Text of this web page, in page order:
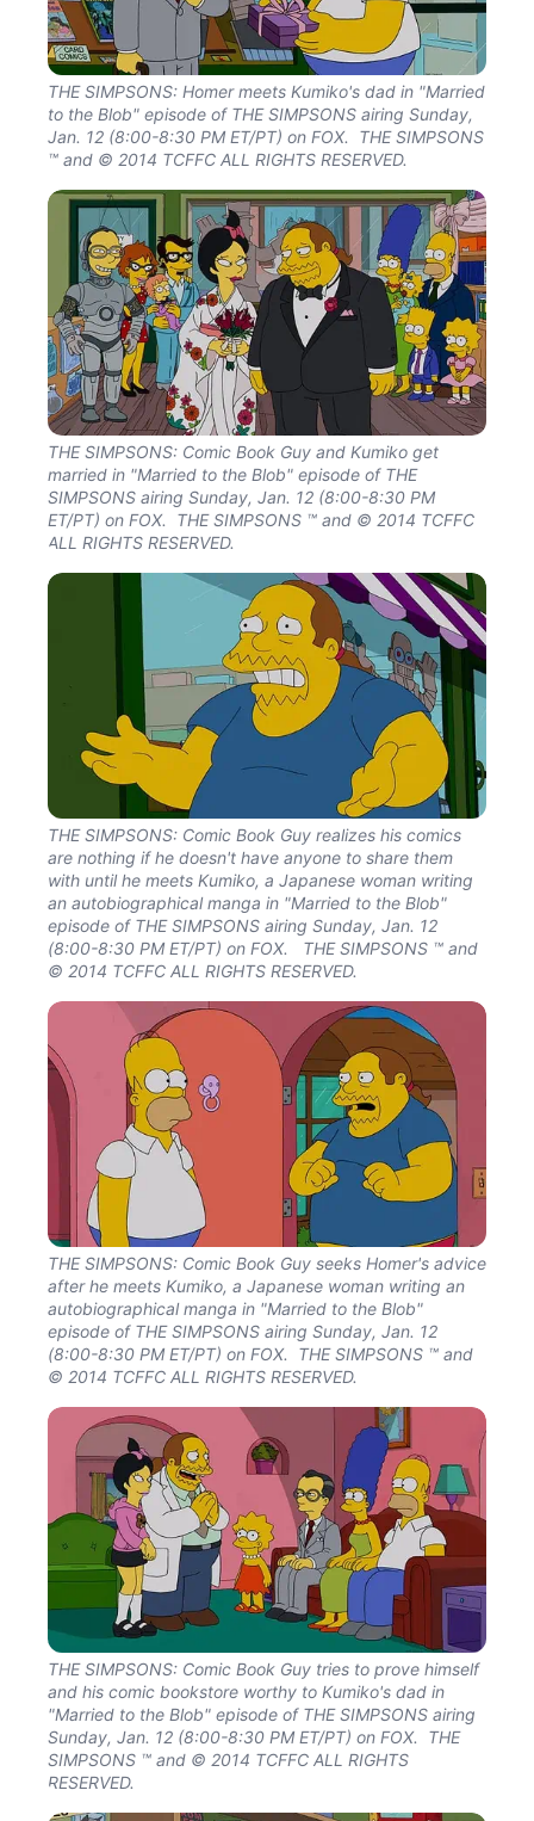
THE SIMPSONS: Homer meets Kumiko's dad in "Married
to the Blob" episode of THE SIMPSONS airing Sunday,
Jan. 12 (8:00-8:30 PM ET/PT) on FOX. THE SIMPSONS
™ and © 2014 TCFFC ALL RIGHTS RESERVED.
THE SIMPSONS: Comic Book Guy and Kumiko get
married in "Married to the Blob" episode of THE
SIMPSONS airing Sunday, Jan. 12 (8:00-8:30 PM
ET/PT) on FOX. THE SIMPSONS ™ and © 2014 TCFFC
ALL RIGHTS RESERVED.
THE SIMPSONS: Comic Book Guy realizes his comics
are nothing if he doesn't have anyone to share them
with until he meets Kumiko, a Japanese woman writing
an autobiographical manga in "Married to the Blob"
episode of THE SIMPSONS airing Sunday, Jan. 12
(8:00-8:30 PM ET/PT) on FOX. THE SIMPSONS ™ and
© 2014 TCFFC ALL RIGHTS RESERVED.
THE SIMPSONS: Comic Book Guy seeks Homer's advice
after he meets Kumiko, a Japanese woman writing an
autobiographical manga in "Married to the Blob"
episode of THE SIMPSONS airing Sunday, Jan. 12
(8:00-8:30 PM ET/PT) on FOX. THE SIMPSONS ™ and
© 2014 TCFFC ALL RIGHTS RESERVED.
THE SIMPSONS: Comic Book Guy tries to prove himself
and his comic bookstore worthy to Kumiko's dad in
"Married to the Blob" episode of THE SIMPSONS airing
Sunday, Jan. 12 (8:00-8:30 PM ET/PT) on FOX. THE
SIMPSONS ™ and © 2014 TCFFC ALL RIGHTS
RESERVED.